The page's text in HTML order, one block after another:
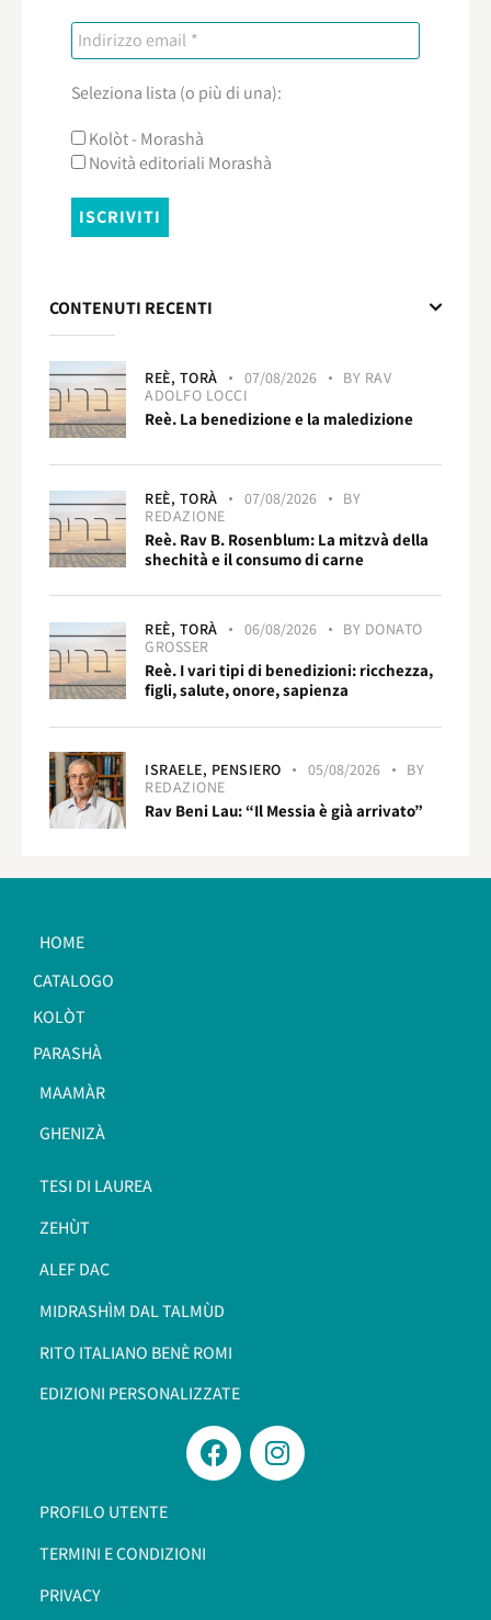
Seleziona lista (o più di una):
Kolòt - Morashà
Novità editoriali Morashà
CONTENUTI RECENTI
REÈ, TORÀ 07/08/2026 BY RAV
ADOLFO LOCCI
Reè. La benedizione e la maledizione
REÈ, TORÀ 07/08/2026
BY
REDAZIONE
Reè. Rav B. Rosenblum: La mitzvà della
shechità e il consumo di carne
REÈ, TORÀ 06/08/2026 BY DONATO
GROSSER
Reè. I vari tipi di benedizioni: ricchezza,
figli, salute, onore, sapienza
ISRAELE, PENSIERO 05/08/2026
BY
REDAZIONE
Rav Beni Lau: “Il Messia è già arrivato”
HOME
CATALOGO
KOLÒT
PARASHÀ
MAAMÀR
GHENIZÀ
TESI DI LAUREA
ZEHÙT
ALEF DAC
MIDRASHÌM DAL TALMÙD
RITO ITALIANO BENÈ ROMI​
EDIZIONI PERSONALIZZATE
PROFILO UTENTE
TERMINI E CONDIZIONI
PRIVACY